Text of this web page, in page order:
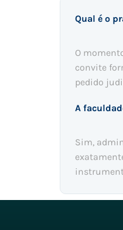
Qual é o
O
convite
pedido
A
Sim,